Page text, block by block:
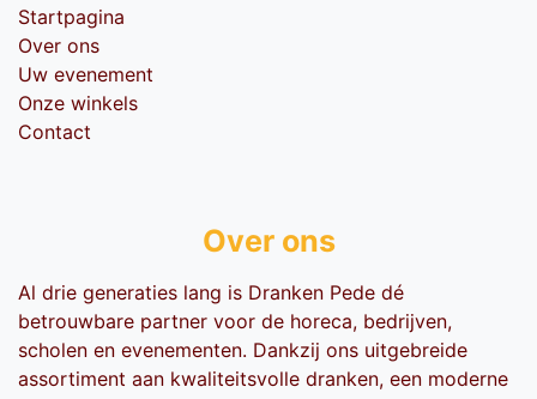
Startpagina
Over ons
Uw evenement
Onze winkels
Contact
Over ons
Al drie generaties lang is Dranken Pede dé
betrouwbare partner voor de horeca, bedrijven,
scholen en evenementen. Dankzij ons uitgebreide
assortiment aan kwaliteitsvolle dranken, een moderne